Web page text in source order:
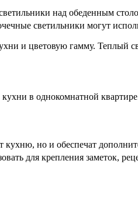
над обеденным
светильники могут
и цветовую гамму. Теплый
в однокомнатной
но и обеспечат
для крепления заметок,